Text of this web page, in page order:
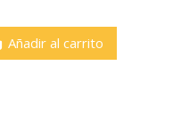
Añadir al carrito